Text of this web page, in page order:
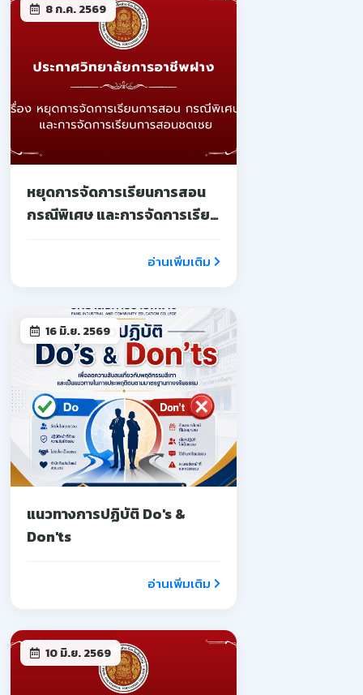
8 ก.ค. 2569
หยุดการจัดการเรียนการสอน
กรณีพิเศษ และการจัดการเรียน
อ่านเพิ่มเติม
16 มิ.ย. 2569
แนวทางการปฏิบัติ Do's &
Don'ts
อ่านเพิ่มเติม
10 มิ.ย. 2569